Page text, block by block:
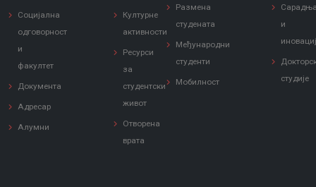
Социјална
одговорност
и
факултет
Документа
Адресар
Алумни
Културне
активности
Ресурси
за
студентски
живот
Отворена
врата
Размена
студената
Међународни
студенти
Мобилност
и
студије